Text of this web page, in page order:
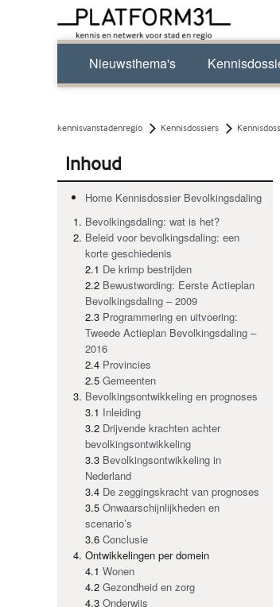
Nieuwsthema's
kennisvanstadenregio Kennisdossiers
Inhoud
Home Kennisdossier Bevolkingsdaling
Bevolkingsdaling: wat is het?
Beleid voor bevolkingsdaling: een
korte geschiedenis
2.1 De krimp bestrijden
2.2 Bewustwording: Eerste Actieplan
Bevolkingsdaling – 2009
2.3 Programmering en uitvoering:
Tweede Actieplan Bevolkingsdaling –
2016
2.4 Provincies
2.5 Gemeenten
Bevolkingsontwikkeling en prognoses
3.1 Inleiding
3.2 Drijvende krachten achter
bevolkingsontwikkeling
3.3 Bevolkingsontwikkeling in
Nederland
3.4 De zeggingskracht van prognoses
3.5 Onwaarschijnlijkheden en
scenario’s
3.6 Conclusie
Ontwikkelingen per domein
4.1 Wonen
4.2 Gezondheid en zorg
4.3 Onderwijs